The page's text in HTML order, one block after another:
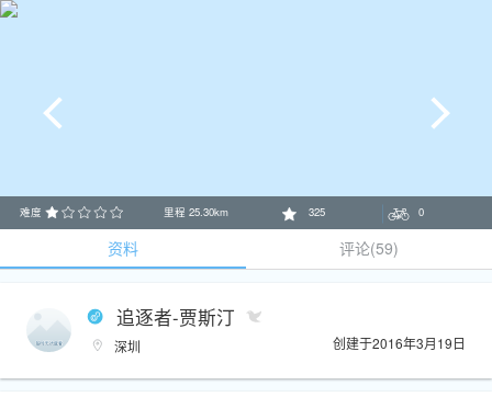
难度 里程 25.30km 325 0
资料 评论(59)
追逐者-贾斯汀
深圳 创建于2016年3月19日